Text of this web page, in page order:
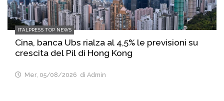
ITALPRESS TOP NEWS
Cina, banca Ubs rialza al 4,5% le previsioni su
crescita del Pil di Hong Kong
Mer, 05/08/2026 di Admin